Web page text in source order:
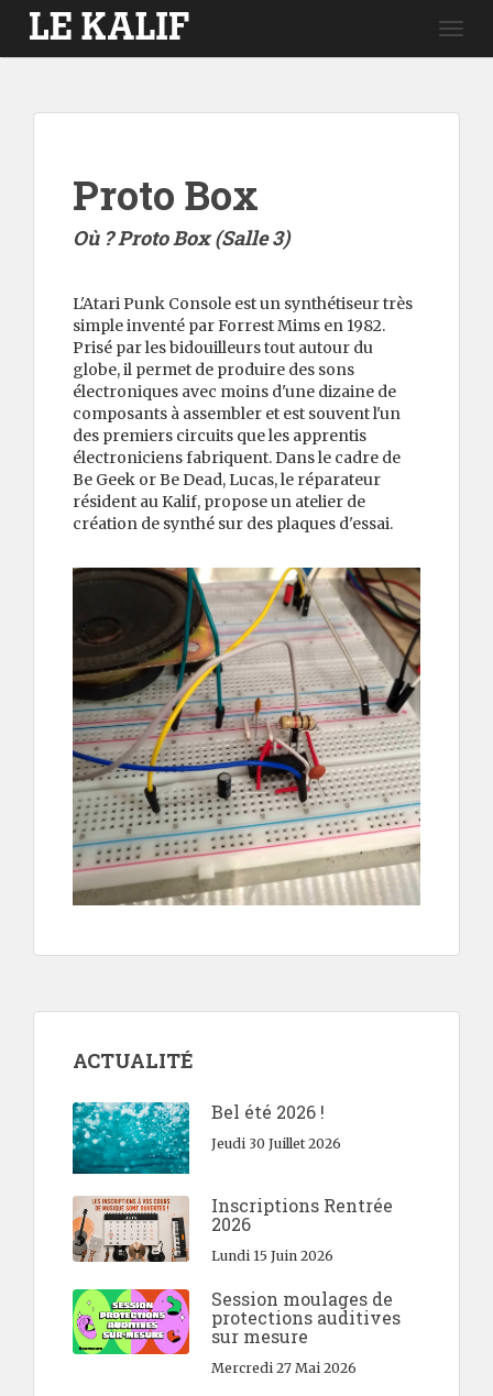
Proto Box
Où ?Proto Box (Salle 3)
L'Atari Punk Console est un synthétiseur très
simple inventé par Forrest Mims en 1982.
Prisé par les bidouilleurs tout autour du
globe, il permet de produire des sons
électroniques avec moins d'une dizaine de
composants à assembler et est souvent l'un
des premiers circuits que les apprentis
électroniciens fabriquent. Dans le cadre de
Be Geek or Be Dead, Lucas, le réparateur
résident au Kalif, propose un atelier de
création de synthé sur des plaques d'essai.
ACTUALITÉ
Bel été 2026 !
Jeudi 30 Juillet 2026
Inscriptions Rentrée
2026
Lundi 15 Juin 2026
Session moulages de
protections auditives
sur mesure
Mercredi 27 Mai 2026